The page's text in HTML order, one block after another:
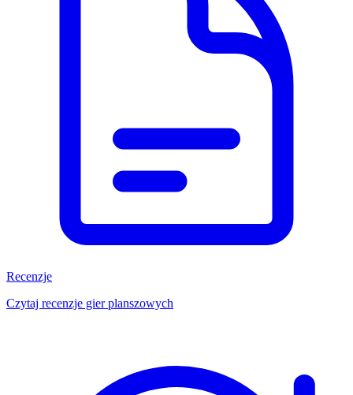
Recenzje
Czytaj recenzje gier planszowych